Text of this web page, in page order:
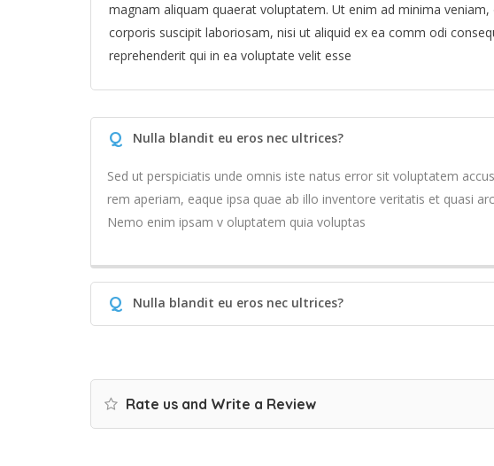
magnam aliquam quaerat voluptatem. Ut enim ad minima
corporis suscipit laboriosam, nisi ut aliquid ex ea comm odi
reprehenderit qui in ea voluptate velit esse
Q Nulla blandit eu eros nec ultrices?
Sed ut perspiciatis unde omnis iste natus error sit voluptatem
rem aperiam, eaque ipsa quae ab illo inventore veritatis et quasi
Nemo enim ipsam v oluptatem quia voluptas
Q Nulla blandit eu eros nec ultrices?
Rate us and Write a Review